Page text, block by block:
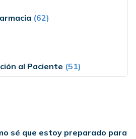
(62)
al Paciente (51)
sé que estoy preparado para